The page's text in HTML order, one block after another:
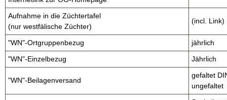
Aufnahme in die Züchtertafel
(nur westfälische Züchter)
(incl. Link)
"WN"-Ortgruppenbezug
jährlich
"WN"-Einzelbezug
Jährlich
"WN"-Beilagenversand
gefaltet
ungefaltet